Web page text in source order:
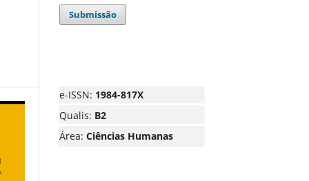
Submissão
e-ISSN: 1984-817X
Qualis: B2
Área: Ciências Humanas